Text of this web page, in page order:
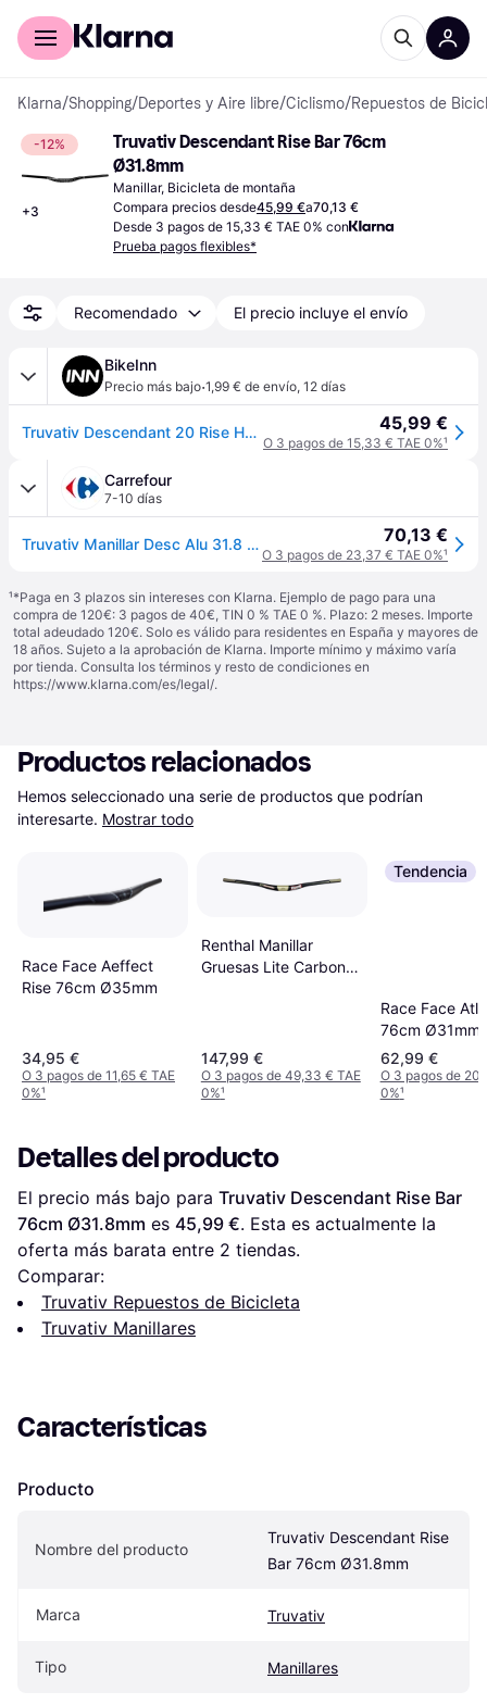
Comprar con Klarna
Klarna/Shopping/Deportes y Aire libre/Ciclismo/Repuestos de
-12%
+3
Truvativ Descendant Rise Bar 76cm
Ø31.8mm
Manillar, Bicicleta de montaña
Compara precios desde45,99 €a70,13 €
Desde 3 pagos de 15,33 € TAE 0% con
Prueba pagos flexibles*
Recomendado El precio incluye el envío
BikeInn
Precio más bajo·1,99 € de envío, 12 días
Truvativ Descendant 20 Rise Handlebar Negro 31.8 mm / 760 mm 45,99 €
O 3 pagos de 15,33 € TAE 0%¹
Carrefour
7-10 días
Truvativ Manillar Desc Alu 31.8 Mm 760 20 Rise Blk 70,13 €
O 3 pagos de 23,37 € TAE 0%¹
¹*Paga en 3 plazos sin intereses con Klarna. Ejemplo de pago para una
compra de 120€: 3 pagos de 40€, TIN 0 % TAE 0 %. Plazo: 2 meses. Importe
total adeudado 120€. Solo es válido para residentes en España y mayores de
18 años. Sujeto a la aprobación de Klarna. Importe mínimo y máximo varía
por tienda. Consulta los términos y resto de condiciones en
https://www.klarna.com/es/legal/.
Productos relacionados
Hemos seleccionado una serie de productos que podrían
interesarte. Mostrar todo
Race Face Aeffect
Rise 76cm Ø35mm
34,95 €
O 3 pagos de 11,65 € TAE
0%¹
Renthal Manillar
Gruesas Lite Carbono
147,99 €
O 3 pagos de 49,33 € TAE
0%¹
Tendencia
Race Face
76cm Ø31mm
62,99 €
O 3 pagos de
0%¹
Detalles del producto
El precio más bajo para Truvativ Descendant Rise Bar
76cm Ø31.8mm es 45,99 €. Esta es actualmente la
oferta más barata entre 2 tiendas.
Comparar:
Truvativ Repuestos de Bicicleta
Truvativ Manillares
Características
Producto
Nombre del producto
Truvativ Descendant Rise
Bar 76cm Ø31.8mm
Marca Truvativ
Tipo Manillares